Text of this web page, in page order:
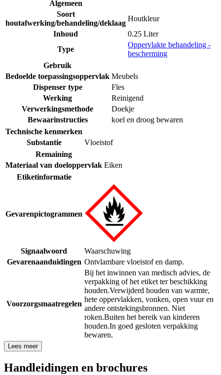
Algemeen
Soort
houtafwerking/behandeling/deklaag
Houtkleur
Inhoud
0.25 Liter
Type
Oppervlakte behandeling -
bescherming
Gebruik
Bedoelde toepassingsoppervlak Meubels
Dispenser type
Fles
Werking
Reinigend
Verwerkingsmethode
Doekje
Bewaarinstructies
koel en droog bewaren
Technische kenmerken
Substantie
Vloeistof
Remaining
Materiaal van doeloppervlak Eiken
Etiketinformatie
Gevarenpictogrammen
Signaalwoord
Waarschuwing
Gevarenaanduidingen Ontvlambare vloeistof en damp.
Voorzorgsmaatregelen
Bij het inwinnen van medisch advies, de
verpakking of het etiket ter beschikking
houden.Verwijderd houden van warmte,
hete oppervlakken, vonken, open vuur en
andere ontstekingsbronnen. Niet
roken.Buiten het bereik van kinderen
houden.In goed gesloten verpakking
bewaren.
Lees meer
Handleidingen en brochures